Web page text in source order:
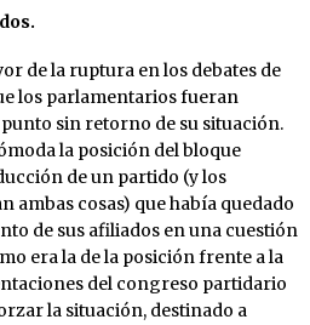
de la ruptura en los debates de
los parlamentarios fueran
sin retorno de su situación.
la posición del bloque
de un partido (y los
ambas cosas) que había quedado
de sus afiliados en una cuestión
era la de la posición frente a la
del congreso partidario
la situación, destinado a